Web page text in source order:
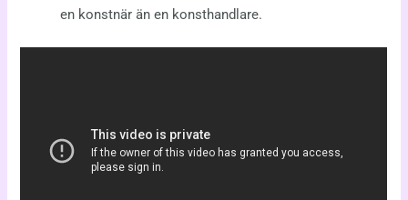
en konstnär än en konsthandlare.